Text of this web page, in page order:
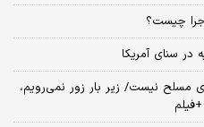
چیست؟
سنای آمریکا
مسلح نیست/ زیر بار زور نمی‌رویم،